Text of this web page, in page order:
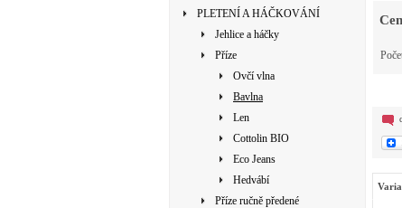
PLETENÍ A HÁČKOVÁNÍ
Jehlice a háčky
Příze
Ovčí vlna
Bavlna
Len
Cottolin BIO
Eco Jeans
Hedvábí
Příze ručně předené